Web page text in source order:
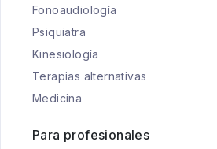
Fonoaudiología
Psiquiatra
Kinesiología
Terapias alternativas
Medicina
Para profesionales